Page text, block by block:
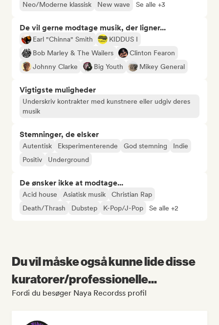
Neo/Moderne klassisk
New wave Se alle +3
De vil gerne modtage musik, der ligner...
Earl "Chinna" Smith
KIDDUS I
Bob Marley & The Wailers
Clinton Fearon
Johnny Clarke
Big Youth Mikey General
Vigtigste muligheder
Underskriv kontrakter med kunstnere eller udgiv deres
musik
Stemninger, de elsker
Autentisk Eksperimenterende God stemning
Indie
Positiv
Underground
De ønsker ikke at modtage...
Acid house Asiatisk musik
Christian Rap
Death/Thrash
Dubstep K-Pop/J-Pop Se alle +2
Du vil måske også kunne lide disse
kuratorer/professionelle...
Fordi du besøger Naya Recordss profil